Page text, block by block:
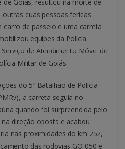
de Goiás, resultou na morte de
duas pessoas feridas
carro de passeio e uma carreta
equipes da Polícia
de Atendimento Móvel de
Militar de Goiás.
do 5º Batalhão de Polícia
a carreta seguia no
quando foi surpreendida pelo
direção oposta e acabou
nas proximidades do km 252,
das rodovias GO-050 e